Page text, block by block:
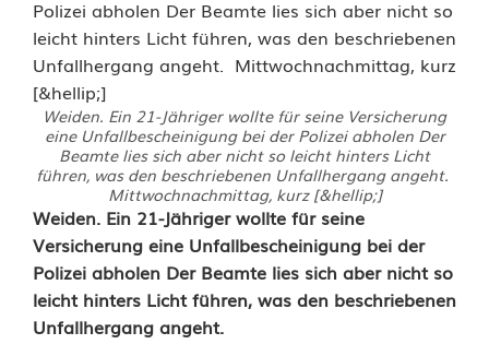
Weiden. Ein 21-Jähriger wollte für seine Versicherung
eine Unfallbescheinigung bei der Polizei abholen Der
Beamte lies sich aber nicht so leicht hinters Licht
führen, was den beschriebenen Unfallhergang angeht.
Mittwochnachmittag, kurz [&hellip;]
V
e
r
Weiden. Ein 21-Jähriger wollte für seine
Versicherung eine Unfallbescheinigung bei der
Polizei abholen Der Beamte lies sich aber nicht so
leicht hinters Licht führen, was den beschriebenen
Unfallhergang angeht.